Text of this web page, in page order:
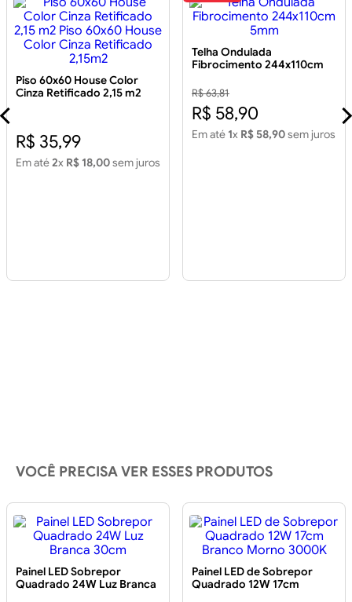
Piso 60x60 House Color
Cinza Retificado 2,15 m2
R$ 35,99
Em até2x R$ 18,00sem juros
Telha Ondulada
Fibrocimento 244x110cm
R$ 63,81
R$ 58,90
Em até 1x R$ 58,90sem juros
VOCÊ PRECISA VER ESSES PRODUTOS
Painel LED Sobrepor
Quadrado 24W Luz Branca
Painel LED de Sobrepor
Quadrado 12W 17cm